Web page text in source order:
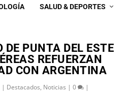
SALUD & DEPORTES
DE PUNTA DEL ESTE
REFUERZAN
CON ARGENTINA
| Destacados, Noticias | 0 |